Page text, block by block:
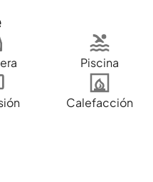
Piscina
Calefacción